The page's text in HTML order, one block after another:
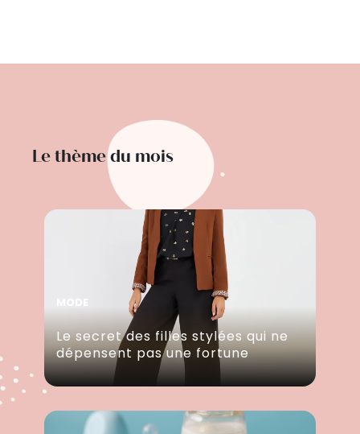
Le thème du mois
Le secret des filles stylées qui ne
dépensent pas une fortune